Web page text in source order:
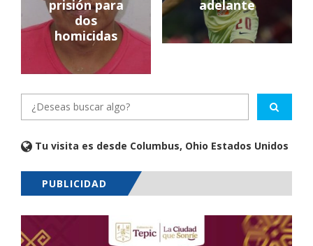
prisión para
dos
homicidas
adelante
Tu visita es desde Columbus, Ohio Estados Unidos
PUBLICIDAD